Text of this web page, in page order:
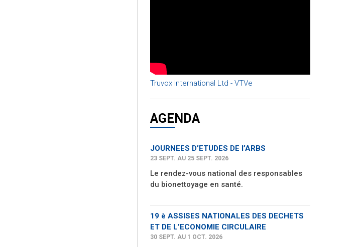
Truvox International Ltd - VTVe
AGENDA
JOURNEES D’ETUDES DE l’ARBS
23 SEPT. AU 25 SEPT. 2026
Le rendez-vous national des responsables
du bionettoyage en santé.
19 è ASSISES NATIONALES DES DECHETS
ET DE L’ECONOMIE CIRCULAIRE
30 SEPT. AU 1 OCT. 2026